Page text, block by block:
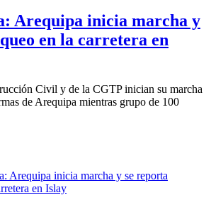
Arequipa inicia marcha y
en la carretera en
Civil y de la CGTP inician su marcha
de Arequipa mientras grupo de 100